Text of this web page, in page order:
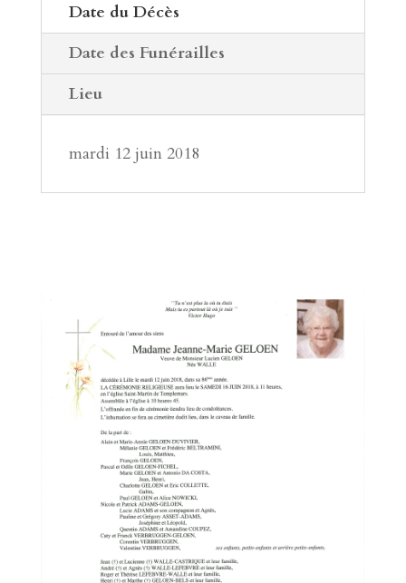
Date du Décès
Date des Funérailles
Lieu
mardi 12 juin 2018